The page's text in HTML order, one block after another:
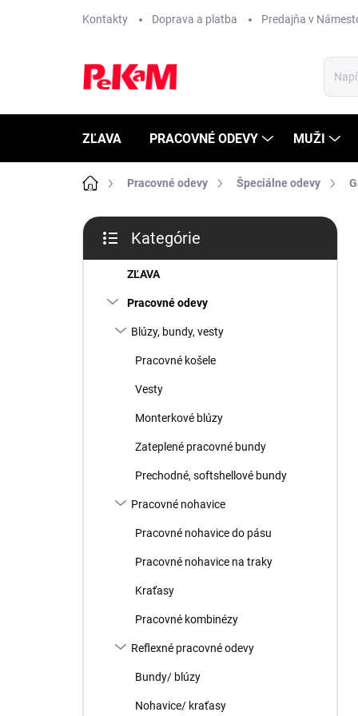
Kontakty Doprava a platba Predajňa v
ZĽAVA PRACOVNÉ ODEVY MUŽI
DomovPracovné odevy Špeciálne odevy
B
č
kategórie
Kategórie
ZĽAVA
Pracovné odevy
Blúzy, bundy, vesty
Pracovné košele
Vesty
Monterkové blúzy
Zateplené pracovné bundy
Prechodné, softshellové bundy
Pracovné nohavice
Pracovné nohavice do pásu
Pracovné nohavice na traky
Kraťasy
Pracovné kombinézy
Reflexné pracovné odevy
Bundy/ blúzy
Nohavice/ kraťasy